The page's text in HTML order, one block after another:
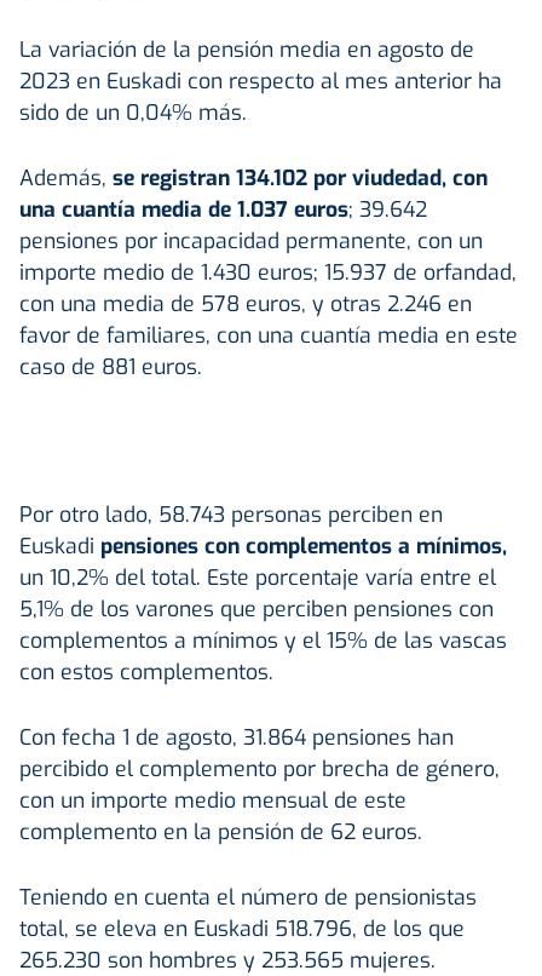
La variación de la pensión media en agosto de
2023 en Euskadi con respecto al mes anterior ha
sido de un 0,04% más.
Además, se registran 134.102 por viudedad, con
una cuantía media de 1.037 euros; 39.642
pensiones por incapacidad permanente, con un
importe medio de 1.430 euros; 15.937 de orfandad,
con una media de 578 euros, y otras 2.246 en
favor de familiares, con una cuantía media en este
caso de 881 euros.
Por otro lado, 58.743 personas perciben en
Euskadi pensiones con complementos a mínimos,
un 10,2% del total. Este porcentaje varía entre el
5,1% de los varones que perciben pensiones con
complementos a mínimos y el 15% de las vascas
con estos complementos.
Con fecha 1 de agosto, 31.864 pensiones han
percibido el complemento por brecha de género,
con un importe medio mensual de este
complemento en la pensión de 62 euros.
Teniendo en cuenta el número de pensionistas
total, se eleva en Euskadi 518.796, de los que
265.230 son hombres y 253.565 mujeres.